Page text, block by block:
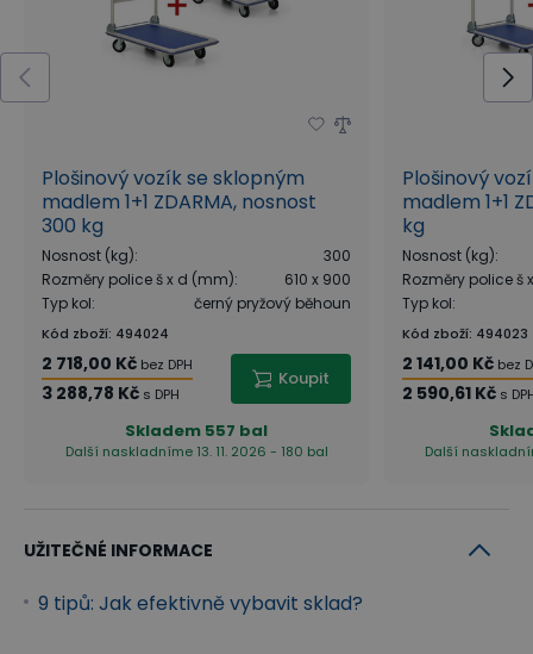
Plošinový vozík se sklopným
madlem 1+1 ZDARMA, nosnost
300 kg
Nosnost (kg):
300
Rozměry police š x d (mm):
610 x 900
Typ kol: černý pryžový běhoun
Kód zboží: 494024
2 718,00 Kč bez DPH
3 288,78 Kč s DPH
Koupit
Skladem 557 bal
Další naskladníme 13. 11. 2026 - 180 bal
Plošinový
madlem 1+1
kg
Nosnost (kg):
Rozměry police š
Typ kol:
Kód zboží: 494023
2 141,00 Kč bez
2 590,61 Kč s
Další
UŽITEČNÉ INFORMACE
9 tipů: Jak efektivně vybavit sklad?